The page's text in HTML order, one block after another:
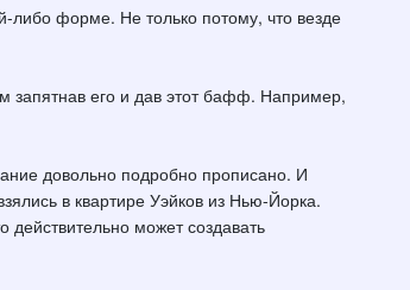
либо форме. Не только потому, что везде
запятнав его и дав этот бафф. Например,
довольно подробно прописано. И
в квартире Уэйков из Нью-Йорка.
может создавать